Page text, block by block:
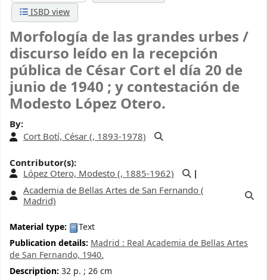
ISBD view
Morfología de las grandes urbes /
discurso leído en la recepción
pública de César Cort el día 20 de
junio de 1940 ; y contestación de
Modesto López Otero.
By:
Cort Botí, César (, 1893-1978)
Contributor(s):
López Otero, Modesto (, 1885-1962)
Academia de Bellas Artes de San Fernando (
Madrid)
Material type:
Text
Publication details: Madrid :Real Academia de Bellas Artes
de San Fernando,1940.
Description: 32 p. ; 26 cm